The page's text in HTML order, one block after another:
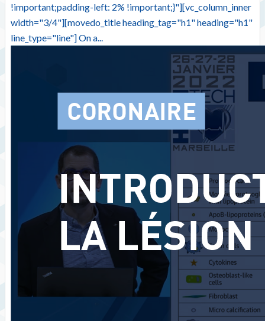
!important;padding-left: 2% !important;}"][vc_column_inner
width="3/4"][movedo_title heading_tag="h1" heading="h1"
line_type="line"] On a...